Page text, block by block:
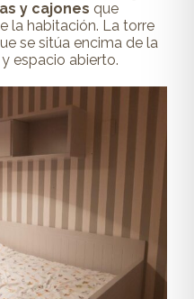
y cajones que
la habitación. La torre
se sitúa encima de la
espacio abierto.